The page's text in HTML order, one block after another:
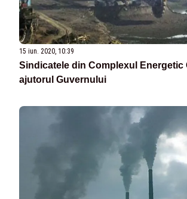
15 iun. 2020, 10:39
Sindicatele din Complexul Energetic
ajutorul Guvernului